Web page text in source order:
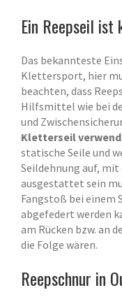
Ein Reepseil
Das bekannteste
Klettersport, hier
beachten, dass
Hilfsmittel wie bei
und
Kletterseil
statische Seile und
Seildehnung auf,
ausgestattet sein
Fangstoß bei einem
abgefedert werden
am Rücken bzw. an
die Folge wären.
Reepschnur in